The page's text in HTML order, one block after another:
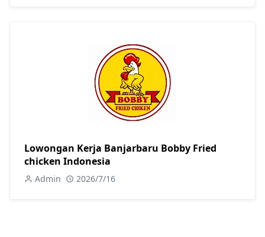
Lowongan Kerja Banjarbaru Bobby Fried
chicken Indonesia
Admin 2026/7/16